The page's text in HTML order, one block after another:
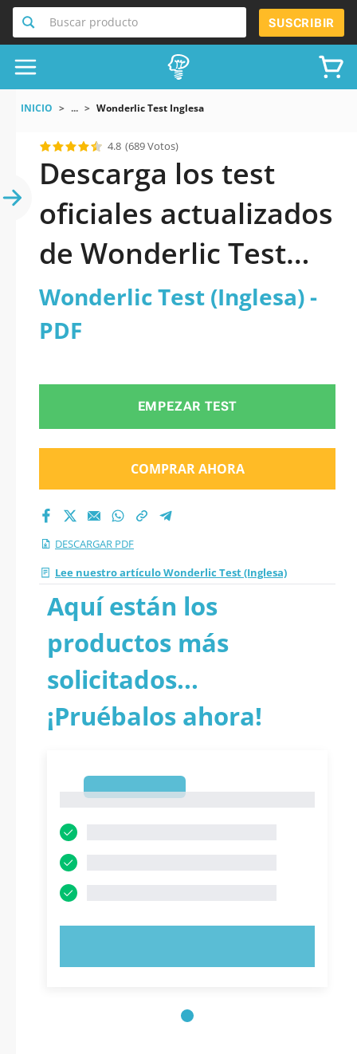
Buscar producto SUSCRIBIR
INICIO ... Wonderlic Test Inglesa
4.8 (689 Votos)
Descarga los test
oficiales actualizados
de Wonderlic Test
(Inglesa) 2026 en PDF
Wonderlic Test (Inglesa) -
PDF
EMPEZAR TEST
COMPRAR AHORA
DESCARGAR PDF
Lee nuestro artículo Wonderlic Test (Inglesa)
Aquí están los
productos más
solicitados...
¡Pruébalos ahora!